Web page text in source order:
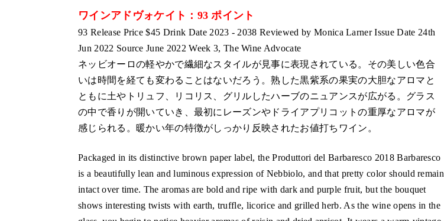
ワインアドヴォケイト：93 ポイント
93 Release Price $45 Drink Date 2023 - 2038 Reviewed by Monica Larner Issue Date 24th
Jun 2022 Source June 2022 Week 3, The Wine Advocate
ネッビオーロの軽やかで繊細なスタイルが見事に表現されている。その美しい色合
いは時間を経ても変わることはないだろう。熟した黒紫系の果実の大胆なアロマと
ともに土やトリュフ、リコリス、グリルしたハーブのニュアンスが広がる。グラス
の中で香りが開いていき、最初にレーズンやドライアプリコットの重厚なアロマが
感じられる。暖かい年の特徴がしっかり反映されたお値打ちワイン。
Packaged in its distinctive brown paper label, the Produttori del Barbaresco 2018 Barbaresco
is a beautifully lean and luminous expression of Nebbiolo, and that pretty color should remain
intact over time. The aromas are bold and ripe with dark and purple fruit, but the bouquet
shows interesting twists with earth, truffle, licorice and grilled herb. As the wine opens in the